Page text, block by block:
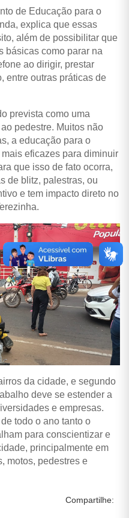
de Educação para o
explica que essas
além de possibilitar que
básicas como parar na
ao dirigir, prestar
entre outras práticas de
prevista como uma
pedestre. Muitos não
a educação para o
eficazes para diminuir
que isso de fato ocorra,
de blitz, palestras, ou
e tem impacto direto no
da cidade, e segundo
deve se estender a
e empresas.
todo o ano tanto o
para conscientizar e
principalmente em
motos, pedestres e
Compartilhe: